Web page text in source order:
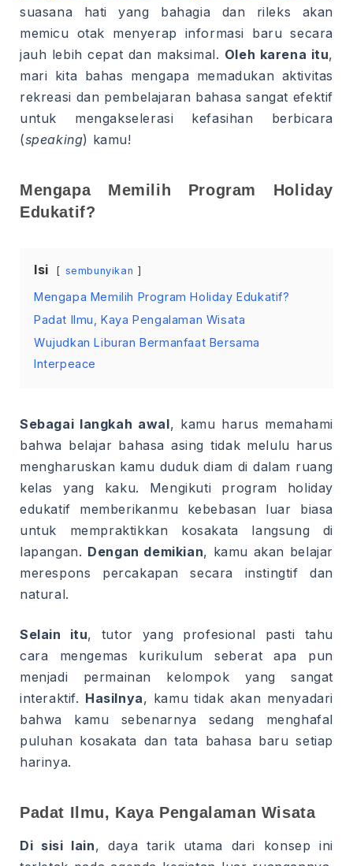
suasana hati yang bahagia dan rileks akan
memicu otak menyerap informasi baru secara
jauh lebih cepat dan maksimal. Oleh karena itu,
mari kita bahas mengapa memadukan aktivitas
rekreasi dan pembelajaran bahasa sangat efektif
untuk mengakselerasi kefasihan berbicara
(speaking) kamu!
Mengapa Memilih Program Holiday
Edukatif?
Isi sembunyikan
Mengapa Memilih Program Holiday Edukatif?
Padat Ilmu, Kaya Pengalaman Wisata
Wujudkan Liburan Bermanfaat Bersama
Interpeace
Sebagai langkah awal, kamu harus memahami
bahwa belajar bahasa asing tidak melulu harus
mengharuskan kamu duduk diam di dalam ruang
kelas yang kaku. Mengikuti program holiday
edukatif memberikanmu kebebasan luar biasa
untuk mempraktikkan kosakata langsung di
lapangan. Dengan demikian, kamu akan belajar
merespons percakapan secara instingtif dan
natural.
Selain itu, tutor yang profesional pasti tahu
cara mengemas kurikulum seberat apa pun
menjadi permainan kelompok yang sangat
interaktif. Hasilnya, kamu tidak akan menyadari
bahwa kamu sebenarnya sedang menghafal
puluhan kosakata dan tata bahasa baru setiap
harinya.
Padat Ilmu, Kaya Pengalaman Wisata
Di sisi lain, daya tarik utama dari konsep ini